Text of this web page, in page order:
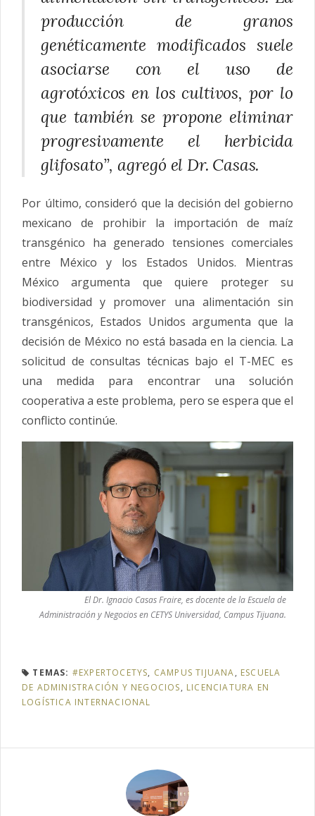
producción de granos
genéticamente modificados suele
asociarse con el uso de
agrotóxicos en los cultivos, por lo
que también se propone eliminar
progresivamente el herbicida
glifosato”, agregó el Dr. Casas.
Por último, consideró que la decisión del gobierno
mexicano de prohibir la importación de maíz
transgénico ha generado tensiones comerciales
entre México y los Estados Unidos. Mientras
México argumenta que quiere proteger su
biodiversidad y promover una alimentación sin
transgénicos, Estados Unidos argumenta que la
decisión de México no está basada en la ciencia. La
solicitud de consultas técnicas bajo el T-MEC es
una medida para encontrar una solución
cooperativa a este problema, pero se espera que el
conflicto continúe.
El Dr. Ignacio Casas Fraire, es docente de la Escuela de
Administración y Negocios en CETYS Universidad, Campus Tijuana.
TEMAS: #EXPERTOCETYS, CAMPUS TIJUANA, ESCUELA
DE ADMINISTRACIÓN Y NEGOCIOS, LICENCIATURA EN
LOGÍSTICA INTERNACIONAL